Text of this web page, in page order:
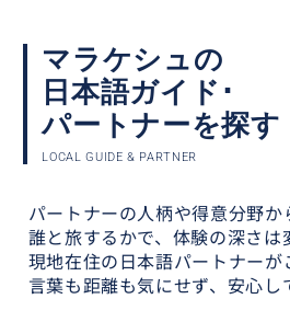
マラケシュの
日本語ガイド･
パートナーを探す
LOCAL GUIDE & PARTNER
パートナーの人柄や得意分野か
誰と旅するかで、体験の深さは
現地在住の日本語パートナーが
言葉も距離も気にせず、安心し